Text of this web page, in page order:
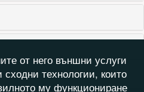
от него външни услуги
сходни технологии, които
му функциониране